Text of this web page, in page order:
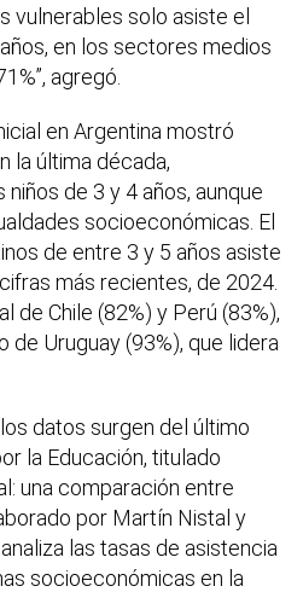
vulnerables solo asiste el
en los sectores medios
agregó.
en Argentina mostró
la última década,
de 3 y 4 años, aunque
socioeconómicas. El
de entre 3 y 5 años asiste
más recientes, de 2024.
de Chile (82%) y Perú (83%),
de Uruguay (93%), que lidera
datos surgen del último
la Educación, titulado
una comparación entre
por Martín Nistal y
las tasas de asistencia
socioeconómicas en la